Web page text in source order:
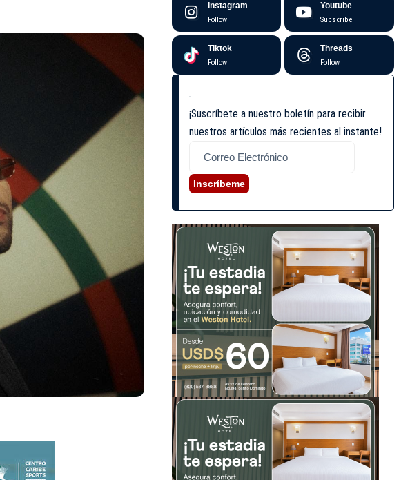
Instagram
Follow
Youtube
Subscribe
Tiktok
Follow
Threads
Follow
¡Suscríbete a nuestro boletín para recibir
nuestros artículos más recientes al instante!
Inscríbeme